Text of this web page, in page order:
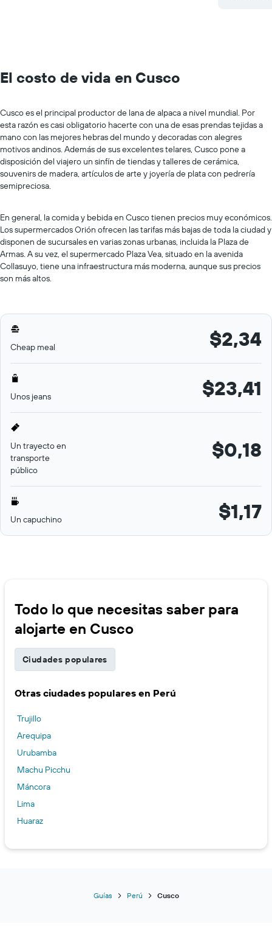
El costo de vida en Cusco
Cusco es el principal productor de lana de alpaca a nivel mundial. Por
esta razón es casi obligatorio hacerte con una de esas prendas tejidas a
mano con las mejores hebras del mundo y decoradas con alegres
motivos andinos. Además de sus excelentes telares, Cusco pone a
disposición del viajero un sinfín de tiendas y talleres de cerámica,
souvenirs de madera, artículos de arte y joyería de plata con pedrería
semipreciosa.
En general, la comida y bebida en Cusco tienen precios muy económicos.
Los supermercados Orión ofrecen las tarifas más bajas de toda la ciudad y
disponen de sucursales en varias zonas urbanas, incluida la Plaza de
Armas. A su vez, el supermercado Plaza Vea, situado en la avenida
Collasuyo, tiene una infraestructura más moderna, aunque sus precios
son más altos.
Cheap meal $2,34
Unos jeans $23,41
Un trayecto en
transporte
público
$0,18
Un capuchino $1,17
Todo lo que necesitas saber para
alojarte en Cusco
Ciudades populares
Otras ciudades populares en Perú
Trujillo
Arequipa
Urubamba
Machu Picchu
Máncora
Lima
Huaraz
Guías Perú Cusco